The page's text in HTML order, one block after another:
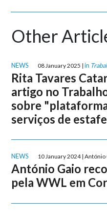
Other
NEWS 08 January 2025 |in
Rita Tavares
artigo no
sobre
serviços de
NEWS 10 January 2024 |
António Gaio
pela WWL em